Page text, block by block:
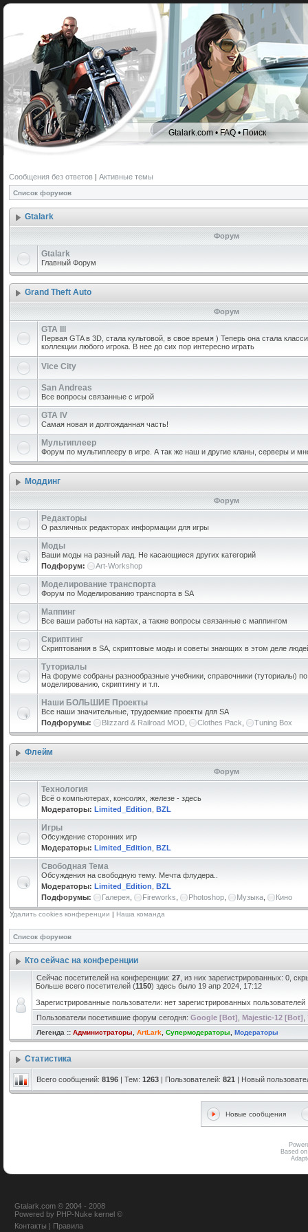
Gtalark.com •FAQ•Поиск
Сообщения без ответов | Активные темы
Список форумов
Gtalark
Форум
Gtalark
Главный Форум
Grand Theft Auto
Форум
GTA III
Первая GTA в 3D, стала культовой, в свое время ) Теперь она стала
коллекции любого игрока. В нее до сих пор интересно играть
Vice City
San Andreas
Все вопросы связанные с игрой
GTA IV
Самая новая и долгожданная часть!
Мультиплеер
Форум по мультиплееру в игре. А так же наш и другие кланы, серверы и
Моддинг
Форум
Редакторы
О различных редакторах информации для игры
Моды
Ваши моды на разный лад. Не касающиеся других категорий
Подфорум:
Art-Workshop
Моделирование транспорта
Форум по Моделированию транспорта в SA
Маппинг
Все ваши работы на картах, а также вопросы связанные с маппингом
Скриптинг
Скриптования в SA, скриптовые моды и советы знающих в этом деле
Туториалы
На форуме собраны разнообразные учебники, справочники (туториалы)
моделированию, скриптингу и т.п.
Наши БОЛЬШИЕ Проекты
Все наши значительные, трудоемкие проекты для SA
Подфорумы:
Blizzard & Railroad MOD Clothes Pack Tuning Box
Флейм
Форум
Технология
Всё о компьютерах, консолях, железе - здесь
Модераторы: Limited_Edition BZL
Игры
Обсуждение сторонних игр
Модераторы: Limited_Edition BZL
Свободная Тема
Обсуждения на свободную тему. Мечта флудера..
Модераторы: Limited_Edition BZL
Подфорумы:
Галерея Fireworks Photoshop Музыка Кино
Удалить cookies конференции | Наша команда
Список форумов
Кто сейчас на конференции
Сейчас посетителей на конференции: 27 , из них зарегистрированных: 0,
Больше всего посетителей (1150) здесь было 19 апр 2024, 17:12
Зарегистрированные пользователи: нет зарегистрированных пользователей
Пользователи посетившие форум сегодня: Google [Bot] Majestic-12 [Bot]
Легенда :: Администраторы ArtLark Супермодераторы Модераторы
Статистика
Всего сообщений: 8196 | Тем: 1263 | Пользователей: 821 | Новый
Новые сообщения
Based
Gtalark.com © 2004 - 2008
Powered by PHP-Nuke kernel ©
Контакты | Правила